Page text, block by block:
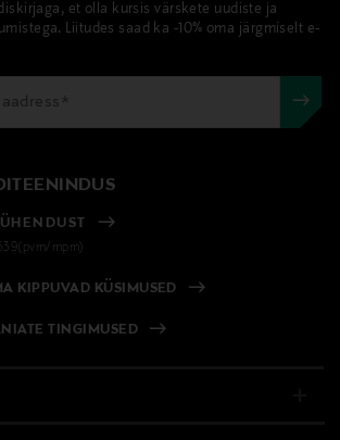
et olla kursis värskete uudiste ja
Liitudes saad ka -10% oma järgmiselt e-
mpm)
KIPPUVAD KÜSIMUSED
TINGIMUSED